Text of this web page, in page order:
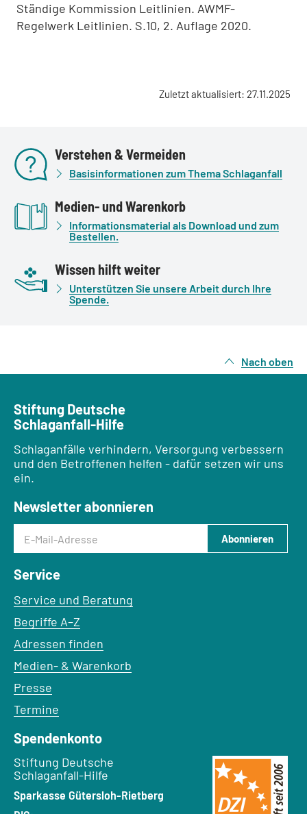
Ständige Kommission Leitlinien. AWMF-
Regelwerk Leitlinien. S.10, 2. Auflage 2020.
Zuletzt aktualisiert: 27.11.2025
Verstehen & Vermeiden
Basisinformationen zum Thema Schlaganfall
Medien- und Warenkorb
Informationsmaterial als Download und zum
Bestellen.
Wissen hilft weiter
Unterstützen Sie unsere Arbeit durch Ihre
Spende.
Nach oben
Stiftung Deutsche
Schlaganfall-Hilfe
Schlaganfälle verhindern, Versorgung verbessern
und den Betroffenen helfen - dafür setzen wir uns
ein.
Newsletter abonnieren
E-Mail-Adresse
Abonnieren
Service
Service und Beratung
Begriffe A–Z
Adressen finden
Medien- & Warenkorb
Presse
Termine
Spendenkonto
Empfänger:
Stiftung Deutsche
Schlaganfall-Hilfe
Bank:
Sparkasse Gütersloh-Rietberg